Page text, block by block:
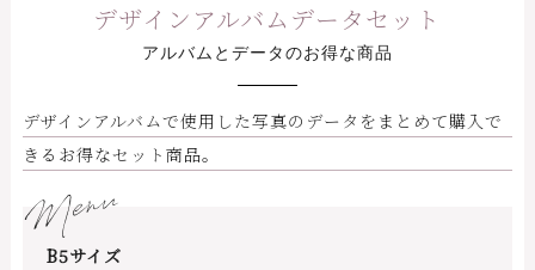
デザインアルバムデータセット
アルバムとデータのお得な商品
デザインアルバムで使用した写真のデータをまとめて購入で
きるお得なセット商品。
Menu
B5サイズ